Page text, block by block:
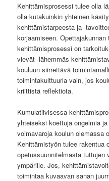
Kehittämisprosessi tulee olla
olla kutakuinkin yhteinen
kehittämistarpeesta ja -
korjaamiseen.
kehittämisprosessi on
vievät lähemmäs
kouluun siirrettävä
toimintakulttuuria vain, jos
kriittistä reflektiota.
Kumulatiivisessa
yhteiseksi koettuja ongelmia
voimavaroja koulun olemassa
Kehittämistyön tulee rakentua
opetussuunnitelmasta tuttujen
ympärille. Jos,
toimintaa kuvaavan sanan